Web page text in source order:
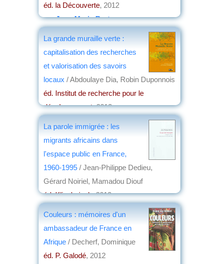
éd. la Découverte, 2012
parJean-Marie Breton
La grande muraille verte :
capitalisation des recherches
et valorisation des savoirs
locaux / Abdoulaye Dia, Robin Duponnois
éd. Institut de recherche pour le
développement, 2012
La parole immigrée : les
migrants africains dans
l'espace public en France,
1960-1995 / Jean-Philippe Dedieu,
Gérard Noiriel, Mamadou Diouf
éd. Klincksieck, 2012
Couleurs : mémoires d'un
ambassadeur de France en
Afrique / Decherf, Dominique
éd. P. Galodé, 2012